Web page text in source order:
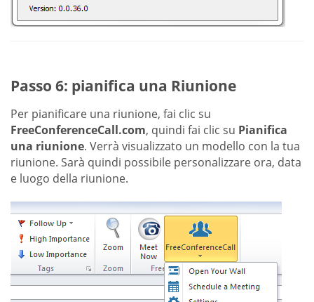
Passo 6: pianifica una Riunione
Per pianificare una riunione, fai clic su
FreeConferenceCall.com, quindi fai clic su Pianifica
una riunione. Verrà visualizzato un modello con la tua
riunione. Sarà quindi possibile personalizzare ora, data
e luogo della riunione.